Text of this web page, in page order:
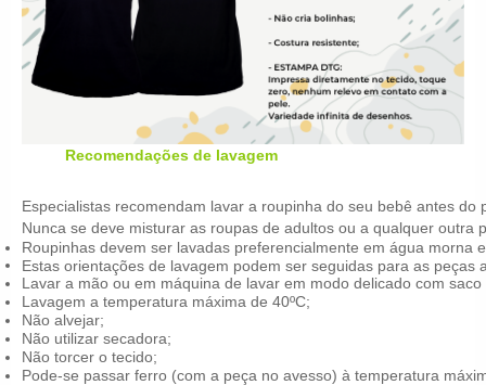
Recomendações de lavagem
Especialistas recomendam lavar a roupinha do seu bebê antes do
Nunca se deve misturar as roupas de adultos ou a qualquer
Roupinhas devem ser lavadas preferencialmente em água
Estas orientações de lavagem podem ser seguidas para as peças
Lavar a mão ou em máquina de lavar em modo delicado com
Lavagem a temperatura máxima de 40ºC;
Não alvejar;
Não utilizar secadora;
Não torcer o tecido;
Pode-se passar ferro (com a peça no avesso) à temperatura